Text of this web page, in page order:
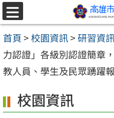
跳至主要內容區
選
單
首頁>校園資訊>研習資
力認證」各級別認證簡章
教人員、學生及民眾踴躍
校園資訊